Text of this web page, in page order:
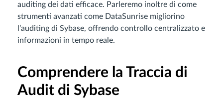
auditing dei dati efficace. Parleremo inoltre di come
strumenti avanzati come DataSunrise migliorino
l’auditing di Sybase, offrendo controllo centralizzato e
informazioni in tempo reale.
Comprendere la Traccia di
Audit di Sybase